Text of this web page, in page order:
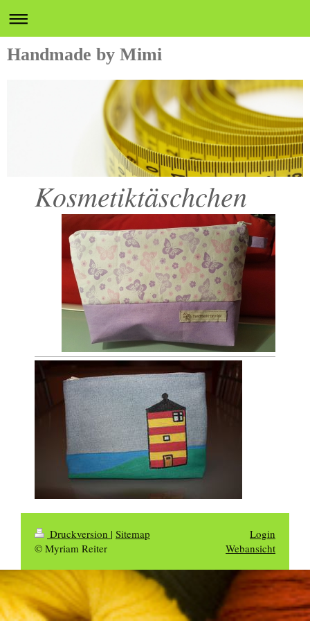
Handmade by Mimi
Kosmetiktäschchen
Druckversion | Sitemap
© Myriam Reiter
Login
Webansicht